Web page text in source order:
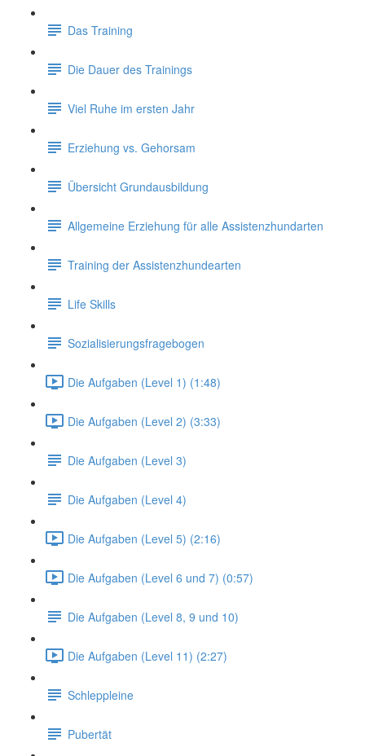
Das Training
Die Dauer des Trainings
Viel Ruhe im ersten Jahr
Erziehung vs. Gehorsam
Übersicht Grundausbildung
Allgemeine Erziehung für alle Assistenzhundarten
Training der Assistenzhundearten
Life Skills
Sozialisierungsfragebogen
Die Aufgaben (Level 1) (1:48)
Die Aufgaben (Level 2) (3:33)
Die Aufgaben (Level 3)
Die Aufgaben (Level 4)
Die Aufgaben (Level 5) (2:16)
Die Aufgaben (Level 6 und 7) (0:57)
Die Aufgaben (Level 8, 9 und 10)
Die Aufgaben (Level 11) (2:27)
Schleppleine
Pubertät